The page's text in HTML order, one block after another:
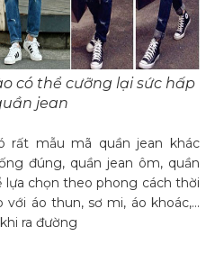
có thể cưỡng lại sức hấp
jean
rất mẫu mã quần jean khác
đúng, quần jean ôm, quần
lựa chọn theo phong cách thời
áo thun, sơ mi, áo khoác,...
ra đường